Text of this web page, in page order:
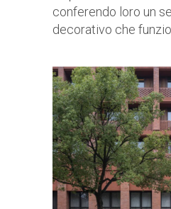
conferendo loro un
decorativo che